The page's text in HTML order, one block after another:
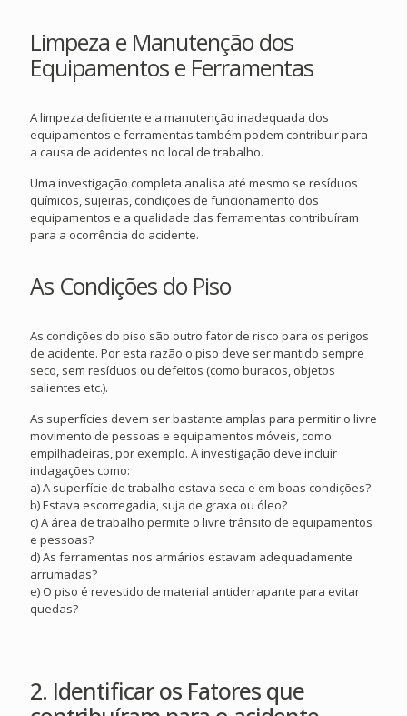
Limpeza e Manutenção dos
Equipamentos e Ferramentas
A limpeza deficiente e a manutenção inadequada dos
equipamentos e ferramentas também podem contribuir para
a causa de acidentes no local de trabalho.
Uma investigação completa analisa até mesmo se resíduos
químicos, sujeiras, condições de funcionamento dos
equipamentos e a qualidade das ferramentas contribuíram
para a ocorrência do acidente.
As Condições do Piso
As condições do piso são outro fator de risco para os perigos
de acidente. Por esta razão o piso deve ser mantido sempre
seco, sem resíduos ou defeitos (como buracos, objetos
salientes etc.).
As superfícies devem ser bastante amplas para permitir o livre
movimento de pessoas e equipamentos móveis, como
empilhadeiras, por exemplo. A investigação deve incluir
indagações como:
a) A superfície de trabalho estava seca e em boas condições?
b) Estava escorregadia, suja de graxa ou óleo?
c) A área de trabalho permite o livre trânsito de equipamentos
e pessoas?
d) As ferramentas nos armários estavam adequadamente
arrumadas?
e) O piso é revestido de material antiderrapante para evitar
quedas?
2. Identificar os Fatores que